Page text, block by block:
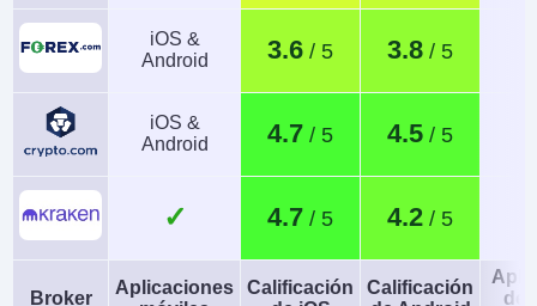
iOS &
Android
3.6 3.8
iOS &
Android
4.7 4.5
✓ 4.7 4.2
Broker
Aplicaciones
Calificación
Calificación
de